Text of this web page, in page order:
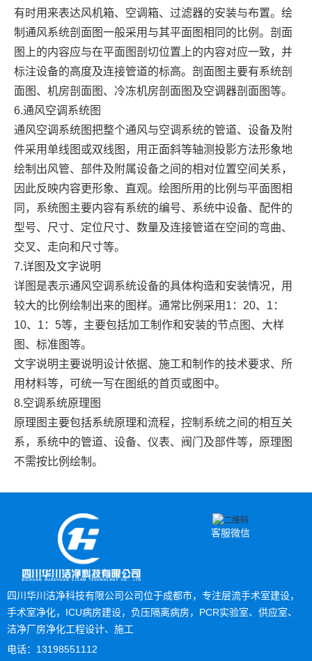
有时用来表达风机箱、空调箱、过滤器的安装与布置。绘
制通风系统剖面图一般采用与其平面图相同的比例。剖面
图上的内容应与在平面图剖切位置上的内容对应一致，并
标注设备的高度及连接管道的标高。剖面图主要有系统剖
面图、机房剖面图、冷冻机房剖面图及空调器剖面图等。
6.通风空调系统图
通风空调系统图把整个通风与空调系统的管道、设备及附
件采用单线图或双线图，用正面斜等轴测投影方法形象地
绘制出风管、部件及附属设备之间的相对位置空间关系，
因此反映内容更形象、直观。绘图所用的比例与平面图相
同，系统图主要内容有系统的编号、系统中设备、配件的
型号、尺寸、定位尺寸、数量及连接管道在空间的弯曲、
交叉、走向和尺寸等。
7.详图及文字说明
详图是表示通风空调系统设备的具体构造和安装情况，用
较大的比例绘制出来的图样。通常比例采用1：20、1：
10、1：5等，主要包括加工制作和安装的节点图、大样
图、标准图等。
文字说明主要说明设计依据、施工和制作的技术要求、所
用材料等，可统一写在图纸的首页或图中。
8.空调系统原理图
原理图主要包括系统原理和流程，控制系统之间的相互关
系，系统中的管道、设备、仪表、阀门及部件等，原理图
不需按比例绘制。
客服微信
四川华川洁净科技有限公司公司位于成都市，专注层流手术室建设，
手术室净化，ICU病房建设，负压隔离病房，PCR实验室、供应室、
洁净厂房净化工程设计、施工
电话：13198551112